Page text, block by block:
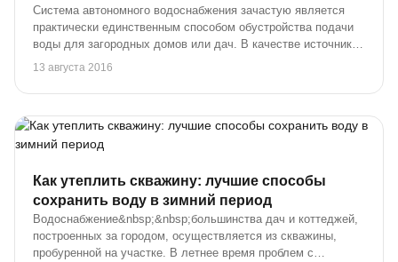
Система автономного водоснабжения зачастую является
практически единственным способом обустройства подачи
воды для загородных домов или дач. В качестве источника
очень часто выбирается скважина, которую оборудуют на
13 августа 2016
Как утеплить скважину: лучшие способы
сохранить воду в зимний период
Водоснабжение&nbsp;&nbsp;большинства дач и коттеджей,
построенных за городом, осуществляется из скважины,
пробуренной на участке. В летнее время проблем с